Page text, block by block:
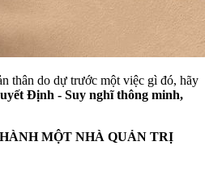
thân do dự trước một việc gì đó, hãy
Định - Suy nghĩ thông minh,
MỘT NHÀ QUẢN TRỊ